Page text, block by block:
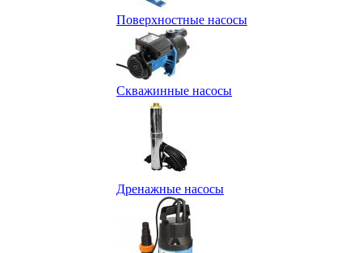
Поверхностные насосы
Скважинные насосы
Дренажные насосы